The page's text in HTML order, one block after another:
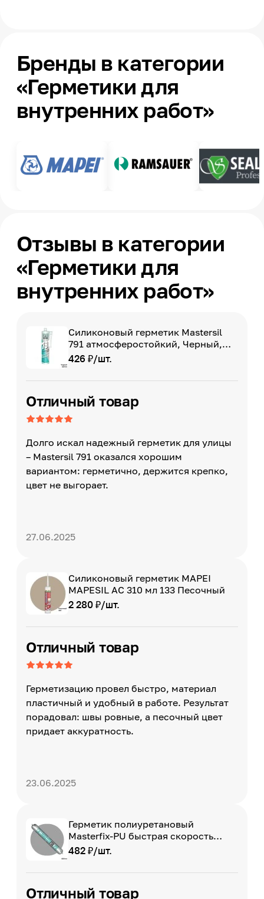
Бренды в категории
«Герметики для
внутренних работ»
Отзывы в категории
«Герметики для
внутренних работ»
Силиконовый герметик Mastersil
791 атмосферостойкий, Черный,
310 мл
426 ₽/шт.
Отличный товар
Долго искал надежный герметик для улицы
– Mastersil 791 оказался хорошим
вариантом: герметично, держится крепко,
цвет не выгорает.
27.06.2025
Силиконовый герметик MAPEI
MAPESIL AC 310 мл 133 Песочный
2 280 ₽/шт.
Отличный товар
Герметизацию провел быстро, материал
пластичный и удобный в работе. Результат
порадовал: швы ровные, а песочный цвет
придает аккуратность.
23.06.2025
Герметик полиуретановый
Masterfix-PU быстрая скорость
отверждения,
влагозатвердевающий, Серый RAL
7004, 600 мл
482 ₽/шт.
Отличный товар